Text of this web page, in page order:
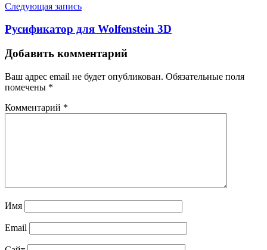
Следующая запись
Русификатор для Wolfenstein 3D
Добавить комментарий
Ваш адрес email не будет опубликован. Обязательные поля
помечены *
Комментарий *
Имя
Email